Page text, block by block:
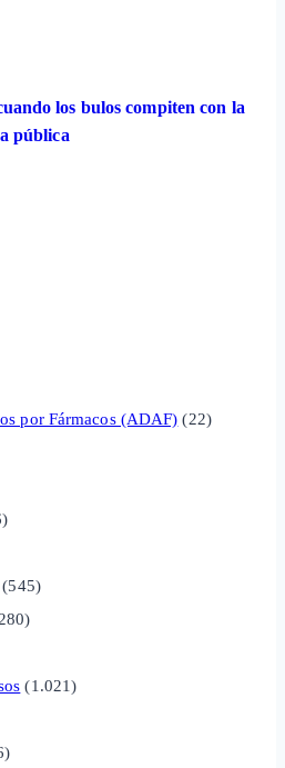
los bulos compiten con la
pública
por Fármacos (ADAF) (22)
(545)
(1.021)